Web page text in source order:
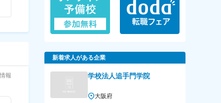
報
新着求人がある企業
学校法人追手門学院
大阪府